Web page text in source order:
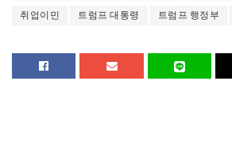
취업이민 트럼프 대통령 트럼프 행정부